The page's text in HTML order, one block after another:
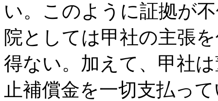
い。このように証拠が
院としては甲社の主張
得ない。加えて、甲社
止補償金を一切支払っ